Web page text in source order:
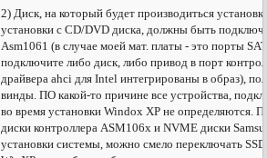
2) Диск, на который будет производиться
установки с CD/DVD диска, должны быть
Asm1061 (в случае моей мат. платы - это порты
подключите либо диск, либо привод в порт
драйвера ahci для Intel интегрированы в образ),
винды. ПО какой-то причине все устройства,
во время установки Windox XP не определяются.
диски контроллера ASM106x и NVME диски
установки системы, можно смело переключать